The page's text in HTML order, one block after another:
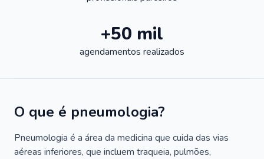
+50 mil
agendamentos realizados
O que é pneumologia?
Pneumologia é a área da medicina que cuida das vias
aéreas inferiores, que incluem traqueia, pulmões,